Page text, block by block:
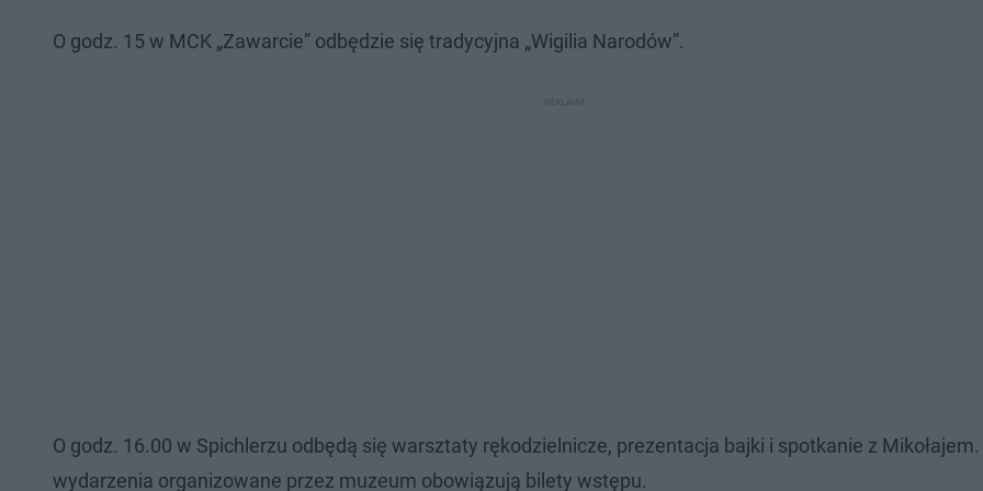
O godz. 15 w MCK „Zawarcie” odbędzie się tradycyjna „Wigilia Narodów”.
O godz. 16.00 w Spichlerzu odbędą się warsztaty rękodzielnicze, prezentacja bajki i spotkanie z
wydarzenia organizowane przez muzeum obowiązują bilety wstępu.